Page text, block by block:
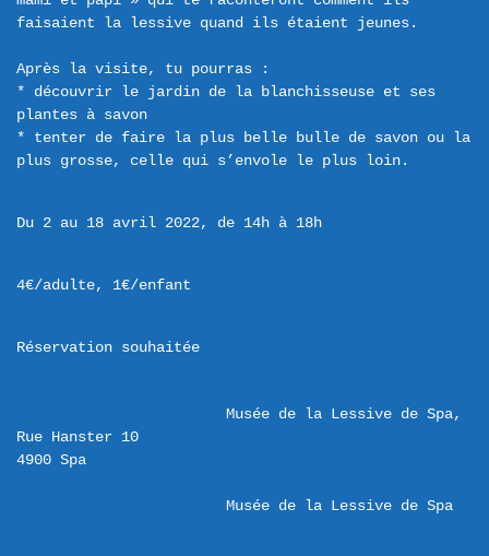
faisaient la lessive quand ils étaient jeunes.
Après la visite, tu pourras :
* découvrir le jardin de la blanchisseuse et ses
plantes à savon
* tenter de faire la plus belle bulle de savon ou la
Du 2 au 18 avril 2022, de 14h à 18h
4€/adulte, 1€/enfant
Réservation souhaitée
Musée de la Lessive de Spa,
Rue Hanster 10
Musée de la Lessive de Spa